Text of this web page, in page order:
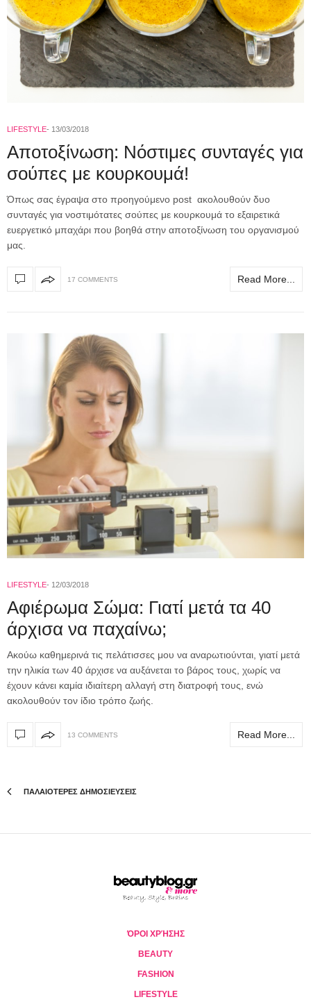
LIFESTYLE 13/03/2018
Αποτοξίνωση: Νόστιμες συνταγές για
σούπες με κουρκουμά!
Όπως σας έγραψα στο προηγούμενο post ακολουθούν δυο
συνταγές για νοστιμότατες σούπες με κουρκουμά το εξαιρετικά
ευεργετικό μπαχάρι που βοηθά στην αποτοξίνωση του οργανισμού
μας.
17 COMMENTS Read More...
LIFESTYLE 12/03/2018
Αφιέρωμα Σώμα: Γιατί μετά τα 40
άρχισα να παχαίνω;
Ακούω καθημερινά τις πελάτισσες μου να αναρωτιούνται, γιατί μετά
την ηλικία των 40 άρχισε να αυξάνεται το βάρος τους, χωρίς να
έχουν κάνει καμία ιδιαίτερη αλλαγή στη διατροφή τους, ενώ
ακολουθούν τον ίδιο τρόπο ζωής.
13 COMMENTS Read More...
ΠΑΛΑΙΟΤΕΡΕΣ ΔΗΜΟΣΙΕΥΣΕΙΣ
ΌΡΟΙ ΧΡΉΣΗΣ
BEAUTY
FASHION
LIFESTYLE